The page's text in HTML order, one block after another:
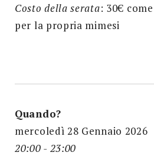
Costo della serata: 30€
per la propria mimesi
Quando?
mercoledì 28 Gennaio 2026
20:00 - 23:00